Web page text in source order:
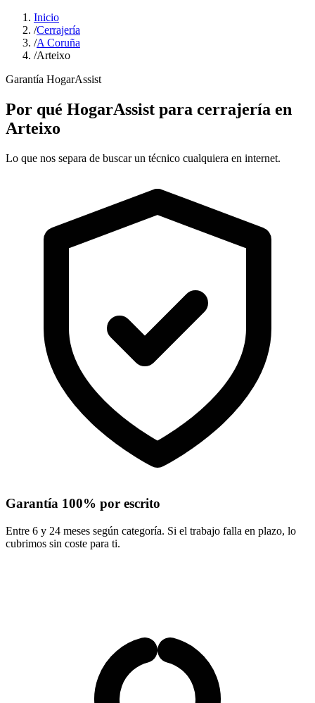
Inicio
/Cerrajería
/A Coruña
/Arteixo
Garantía HogarAssist
Por qué HogarAssist para cerrajería en
Arteixo
Lo que nos separa de buscar un técnico cualquiera en internet.
Garantía 100% por escrito
Entre 6 y 24 meses según categoría. Si el trabajo falla en plazo, lo
cubrimos sin coste para ti.